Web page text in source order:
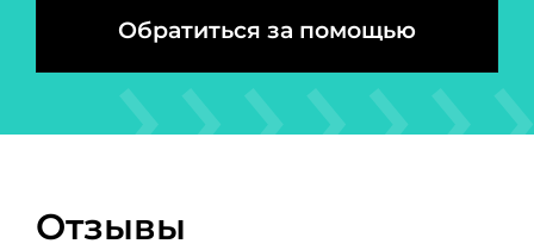
Обратиться за помощью
Отзывы